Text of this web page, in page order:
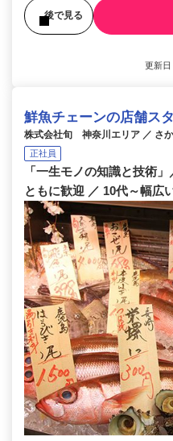
後で見る
更新
鮮魚チェーンの店舗ス
株式会社旬 神奈川エリア ／ さ
正社員
「一生モノの知識と技術
ともに歓迎 ／ 10代～幅広